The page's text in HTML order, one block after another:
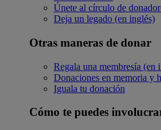
Únete al círculo de
Deja un legado (en inglés)
Otras maneras de donar
Regala una membresía (en
Donaciones en memoria y
Iguala tu donación
Cómo te puedes